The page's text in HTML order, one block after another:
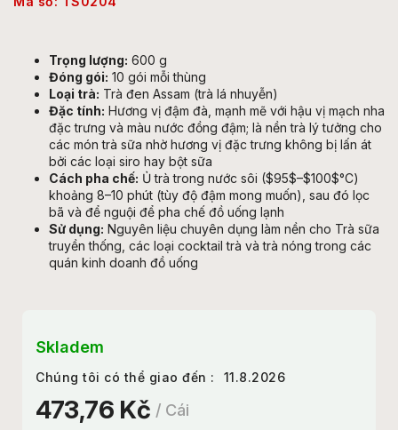
473,76 Kč / Cái
Skladem
Chúng tôi có thể giao đến : 11.8.2026
Trọng lượng: 600 g
Đóng gói: 10 gói mỗi thùng
Loại trà: Trà đen Assam (trà lá nhuyễn)
Đặc tính: Hương vị đậm đà, mạnh mẽ với hậu vị mạch nha
đặc trưng và màu nước đồng đậm; là nền trà lý tưởng cho
các món trà sữa nhờ hương vị đặc trưng không bị lấn át
bởi các loại siro hay bột sữa
Cách pha chế: Ủ trà trong nước sôi ($95$–$100$°C)
khoảng 8–10 phút (tùy độ đậm mong muốn), sau đó lọc
bã và để nguội để pha chế đồ uống lạnh
Sử dụng: Nguyên liệu chuyên dụng làm nền cho Trà sữa
truyền thống, các loại cocktail trà và trà nóng trong các
quán kinh doanh đồ uống